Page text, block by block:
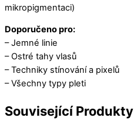
mikropigmentaci)
Doporučeno pro:
– Jemné linie
– Ostré tahy vlasů
– Techniky stínování a pixelů
– Všechny typy pleti
SouvisejícíProdukty